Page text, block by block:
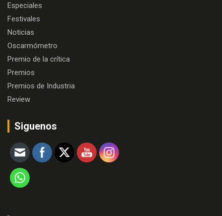
Especiales
Festivales
Noticias
Oscarmómetro
Premio de la crítica
Premios
Premios de Industria
Review
Siguenos